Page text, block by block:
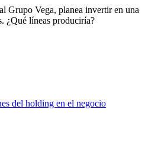
Grupo Vega, planea invertir en una
¿Qué líneas produciría?